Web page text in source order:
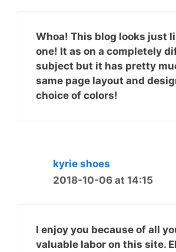
Whoa! This blog looks just
one! It as on a completely
subject but it has pretty
same page layout and
choice of colors!
kyrie shoes
2018-10-06 at 14:15
I enjoy you because of all
valuable labor on this site.